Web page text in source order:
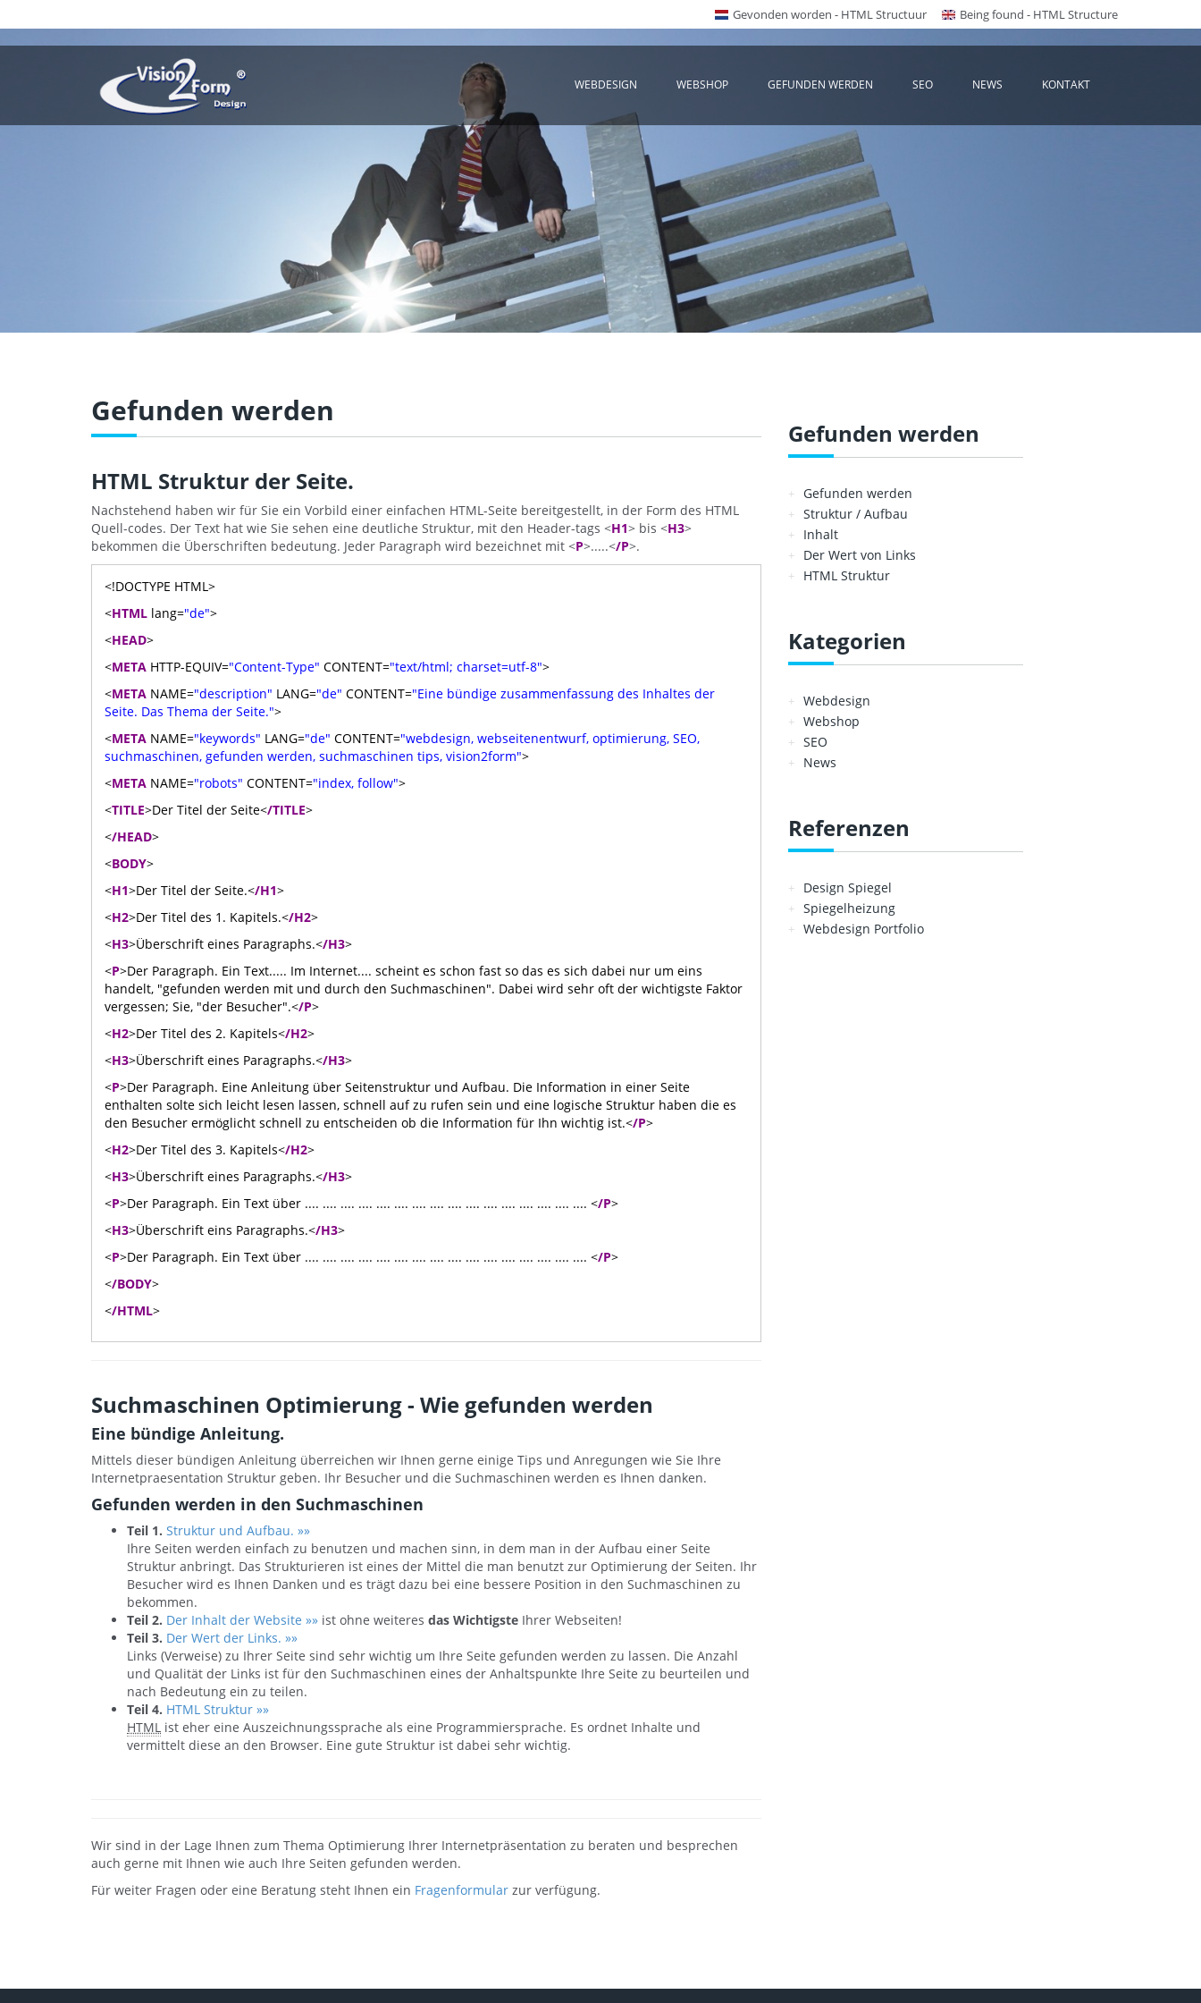
Gevonden worden - HTML Structuur Being found - HTML Structure
WEBDESIGN WEBSHOP GEFUNDEN WERDEN SEO NEWS KONTAKT
Gefunden werden
HTML Struktur der Seite.
Nachstehend haben wir für Sie ein Vorbild einer einfachen HTML-Seite bereitgestellt, in der Form des HTML
Quell-codes. Der Text hat wie Sie sehen eine deutliche Struktur, mit den Header-tags <H1> bis <H3>
bekommen die Überschriften bedeutung. Jeder Paragraph wird bezeichnet mit <P>.....</P>.
<!DOCTYPE HTML>
<HTML lang="de">
<HEAD>
<META HTTP-EQUIV="Content-Type" CONTENT="text/html; charset=utf-8">
<META NAME="description" LANG="de" CONTENT="Eine bündige zusammenfassung des Inhaltes der
Seite. Das Thema der Seite.">
<META NAME="keywords" LANG="de" CONTENT="webdesign, webseitenentwurf, optimierung, SEO,
suchmaschinen, gefunden werden, suchmaschinen tips, vision2form">
<META NAME="robots" CONTENT="index, follow">
<TITLE>Der Titel der Seite</TITLE>
</HEAD>
<BODY>
<H1>Der Titel der Seite.</H1>
<H2>Der Titel des 1. Kapitels.</H2>
<H3>Überschrift eines Paragraphs.</H3>
<P>Der Paragraph. Ein Text..... Im Internet.... scheint es schon fast so das es sich dabei nur um eins
handelt, "gefunden werden mit und durch den Suchmaschinen". Dabei wird sehr oft der wichtigste Faktor
vergessen; Sie, "der Besucher".</P>
<H2>Der Titel des 2. Kapitels</H2>
<H3>Überschrift eines Paragraphs.</H3>
<P>Der Paragraph. Eine Anleitung über Seitenstruktur und Aufbau. Die Information in einer Seite
enthalten solte sich leicht lesen lassen, schnell auf zu rufen sein und eine logische Struktur haben die es
den Besucher ermöglicht schnell zu entscheiden ob die Information für Ihn wichtig ist.</P>
<H2>Der Titel des 3. Kapitels</H2>
<H3>Überschrift eines Paragraphs.</H3>
<P>Der Paragraph. Ein Text über .... .... .... .... .... .... .... .... .... .... .... .... .... .... .... .... </P>
<H3>Überschrift eins Paragraphs.</H3>
<P>Der Paragraph. Ein Text über .... .... .... .... .... .... .... .... .... .... .... .... .... .... .... .... </P>
</BODY>
</HTML>
Suchmaschinen Optimierung - Wie gefunden werden
Eine bündige Anleitung.
Mittels dieser bündigen Anleitung überreichen wir Ihnen gerne einige Tips und Anregungen wie Sie Ihre
Internetpraesentation Struktur geben. Ihr Besucher und die Suchmaschinen werden es Ihnen danken.
Gefunden werden in den Suchmaschinen
Teil 1. Struktur und Aufbau. »»
Ihre Seiten werden einfach zu benutzen und machen sinn, in dem man in der Aufbau einer Seite
Struktur anbringt. Das Strukturieren ist eines der Mittel die man benutzt zur Optimierung der Seiten. Ihr
Besucher wird es Ihnen Danken und es trägt dazu bei eine bessere Position in den Suchmaschinen zu
bekommen.
Teil 2. Der Inhalt der Website »» ist ohne weiteres das Wichtigste Ihrer Webseiten!
Teil 3. Der Wert der Links. »»
Links (Verweise) zu Ihrer Seite sind sehr wichtig um Ihre Seite gefunden werden zu lassen. Die Anzahl
und Qualität der Links ist für den Suchmaschinen eines der Anhaltspunkte Ihre Seite zu beurteilen und
nach Bedeutung ein zu teilen.
Teil 4. HTML Struktur »»
HTML ist eher eine Auszeichnungssprache als eine Programmiersprache. Es ordnet Inhalte und
vermittelt diese an den Browser. Eine gute Struktur ist dabei sehr wichtig.
Wir sind in der Lage Ihnen zum Thema Optimierung Ihrer Internetpräsentation zu beraten und besprechen
auch gerne mit Ihnen wie auch Ihre Seiten gefunden werden.
Für weiter Fragen oder eine Beratung steht Ihnen ein Fragenformular zur verfügung.
Gefunden werden
Gefunden werden
Struktur / Aufbau
Inhalt
Der Wert von Links
HTML Struktur
Kategorien
Webdesign
Webshop
SEO
News
Referenzen
Design Spiegel
Spiegelheizung
Webdesign Portfolio